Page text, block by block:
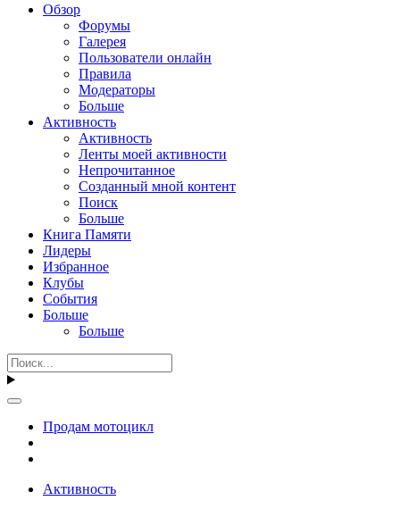
Обзор
Форумы
Галерея
Пользователи онлайн
Правила
Модераторы
Больше
Активность
Активность
Ленты моей активности
Непрочитанное
Созданный мной контент
Поиск
Больше
Книга Памяти
Лидеры
Избранное
Клубы
События
Больше
Больше
Продам мотоцикл
Активность